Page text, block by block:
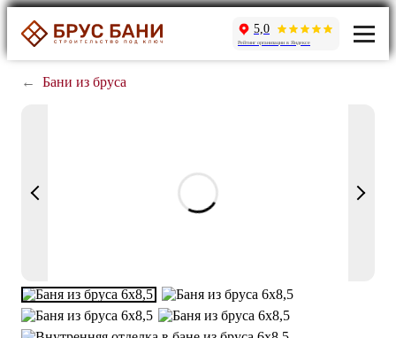
5,0
Рейтинг организации в Яндексе
← Бани из бруса